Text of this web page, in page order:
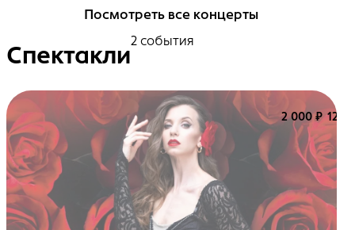
Посмотреть все концерты
Спектакли
2 события
2 000 ₽ 12+